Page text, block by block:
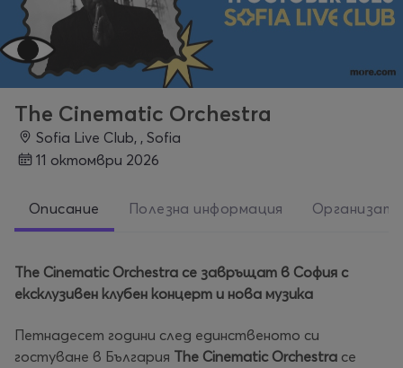
The Cinematic Orchestra
Sofia Live Club, , Sofia
11 октомври 2026
Описание Полезна информация
The Cinematic Orchestra се завръщат в София с
ексклузивен клубен концерт и нова музика
Петнадесет години след единственото си
гостуване в България The Cinematic Orchestra се